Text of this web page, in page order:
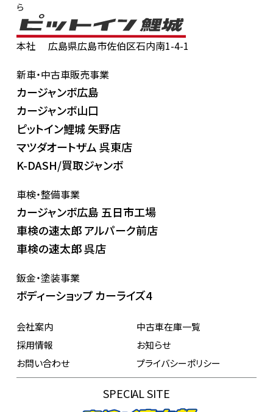
ら
本社
広島県広島市佐伯区石内南1-4-1
新車・中古車販売事業
カージャンボ広島
カージャンボ山口
ピットイン鯉城 矢野店
マツダオートザム 呉東店
K-DASH/買取ジャンボ
車検・整備事業
カージャンボ広島 五日市工場
車検の速太郎 アルパーク前店
車検の速太郎 呉店
鈑金・塗装事業
ボディーショップ カーライズ4
会社案内
中古車在庫一覧
採用情報
お知らせ
お問い合わせ
プライバシーポリシー
SPECIAL SITE